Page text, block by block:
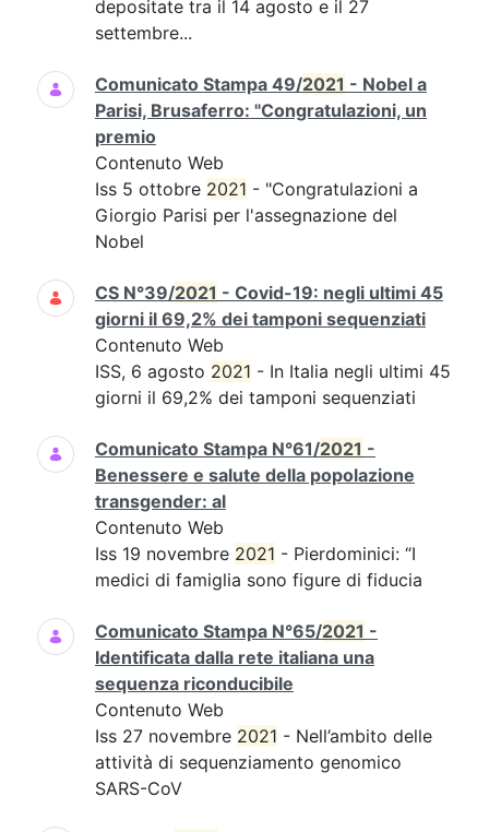
depositate tra il 14 agosto e il 27
settembre...
Comunicato Stampa 49/2021 - Nobel a
Parisi, Brusaferro: "Congratulazioni, un
premio
Contenuto Web
Iss 5 ottobre 2021 - "Congratulazioni a
Giorgio Parisi per l'assegnazione del
Nobel
CS N°39/2021 - Covid-19: negli ultimi 45
giorni il 69,2% dei tamponi sequenziati
Contenuto Web
ISS, 6 agosto 2021 - In Italia negli ultimi 45
giorni il 69,2% dei tamponi sequenziati
Comunicato Stampa N°61/2021 -
Benessere e salute della popolazione
transgender: al
Contenuto Web
Iss 19 novembre 2021 - Pierdominici: “I
medici di famiglia sono figure di fiducia
Comunicato Stampa N°65/2021 -
Identificata dalla rete italiana una
sequenza riconducibile
Contenuto Web
Iss 27 novembre 2021 - Nell’ambito delle
attività di sequenziamento genomico
SARS-CoV